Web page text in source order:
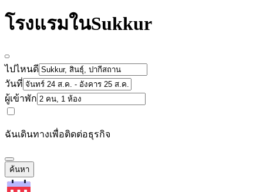
โรงแรมในSukkur
ไปไหนดี
วันที่
ผู้เข้าพัก
ฉันเดินทางเพื่อติดต่อธุรกิจ
ค้นหา